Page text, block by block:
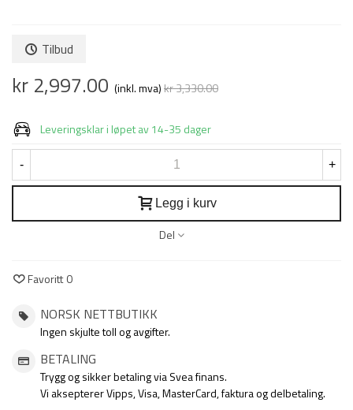
Tilbud
kr 2,997.00 (inkl. mva)kr 3,330.00
Leveringsklar i løpet av 14-35 dager
- +
Legg i kurv
Del
Favoritt 0
NORSK NETTBUTIKK
Ingen skjulte toll og avgifter.
BETALING
Trygg og sikker betaling via Svea finans.
Vi aksepterer Vipps, Visa, MasterCard, faktura og delbetaling.